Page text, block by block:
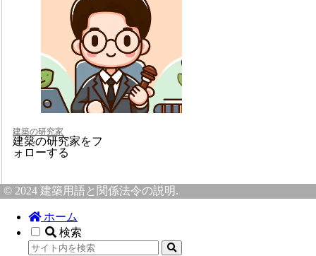
建築の研究家
建築の研究家をフ
ォローする
© 2024 建築用語と関係法令の説明.
ホーム
検索